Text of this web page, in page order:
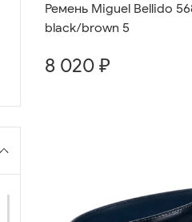
Ремень Miguel Bellido
black/brown 5
8 020 ₽